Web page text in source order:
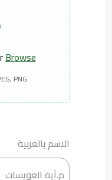
Browse
PNG
الاسم بالعربية